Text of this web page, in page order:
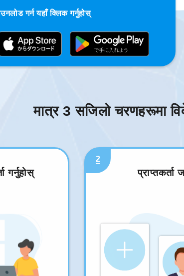
गर्न यहाँ क्लिक गर्नुहोस्
मात्र 3 सजिलो चरणहरूमा
गर्नुहोस्
2
प्राप्तकर्ता